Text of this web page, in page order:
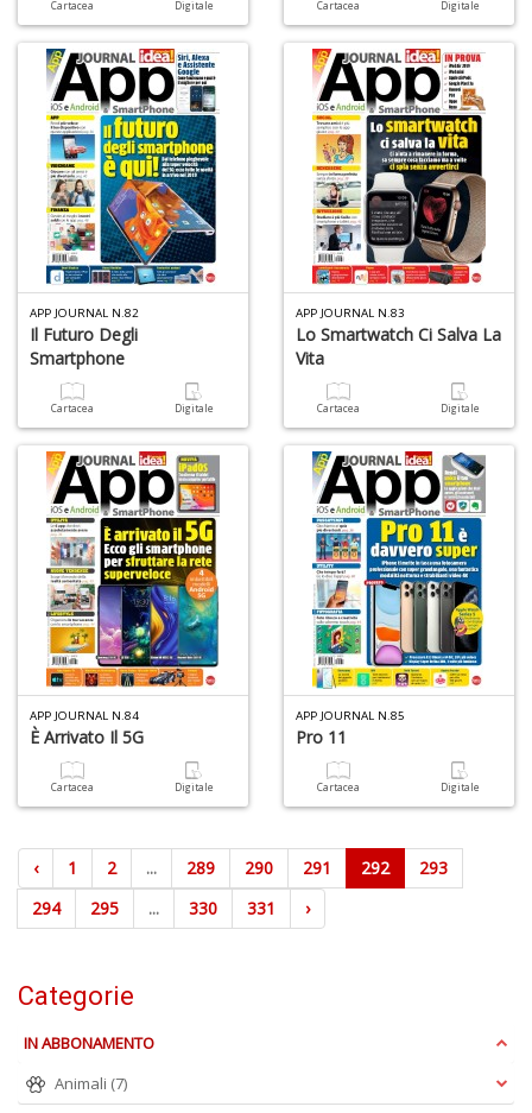
Cartacea Digitale Cartacea Digitale
APP JOURNAL N.82
Il Futuro Degli
Smartphone
Cartacea Digitale
APP JOURNAL N.83
Lo Smartwatch Ci Salva La
Vita
Cartacea Digitale
APP JOURNAL N.84
È Arrivato Il 5G
Cartacea Digitale
APP JOURNAL N.85
Pro 11
Cartacea Digitale
‹ 1 2 ... 289 290 291 292
293
294
295 ... 330 331 ›
Categorie
IN ABBONAMENTO
Animali (7)